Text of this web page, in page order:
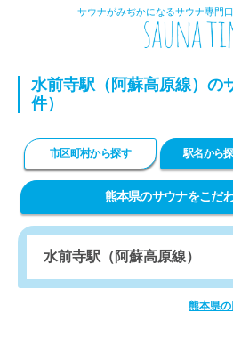
サウナがみぢかになるサウナ専門
水前寺駅（阿蘇高原線）の
件）
市区町村から探す 駅名から
熊本県のサウナをこだ
熊本県